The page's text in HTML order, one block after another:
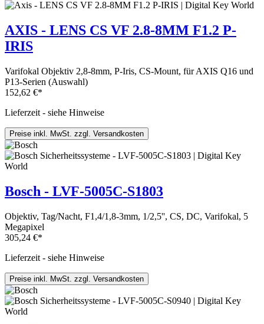
AXIS - LENS CS VF 2.8-8MM F1.2 P-
IRIS
Varifokal Objektiv 2,8-8mm, P-Iris, CS-Mount, für AXIS Q16 und
P13-Serien (Auswahl)
152,62 €*
Lieferzeit - siehe Hinweise
Preise inkl. MwSt. zzgl. Versandkosten
Bosch - LVF-5005C-S1803
Objektiv, Tag/Nacht, F1,4/1,8-3mm, 1/2,5'', CS, DC, Varifokal, 5
Megapixel
305,24 €*
Lieferzeit - siehe Hinweise
Preise inkl. MwSt. zzgl. Versandkosten